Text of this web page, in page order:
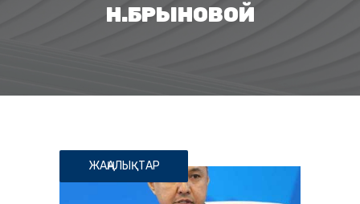
Н.БРЫНОВОЙ
ЖАҢАЛЫҚТАР